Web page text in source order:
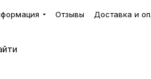
Отзывы Доставка и